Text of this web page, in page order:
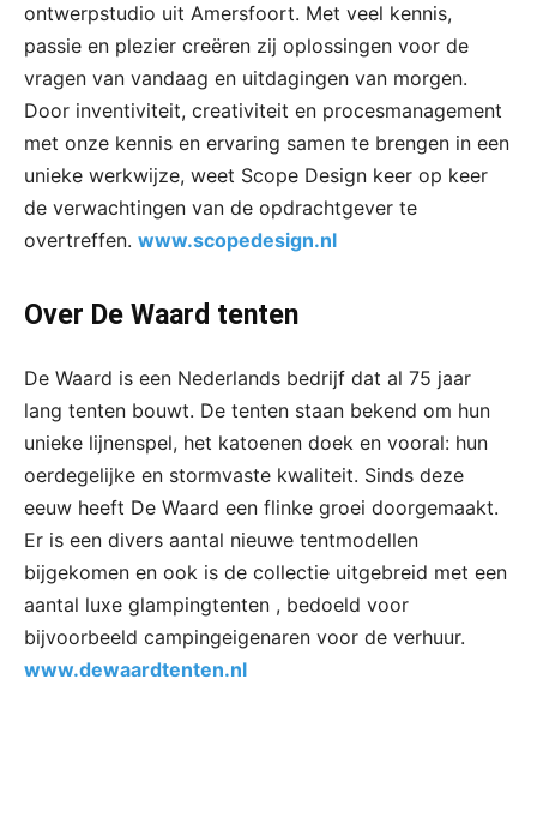
ontwerpstudio uit Amersfoort. Met veel kennis,
passie en plezier creëren zij oplossingen voor de
vragen van vandaag en uitdagingen van morgen.
Door inventiviteit, creativiteit en procesmanagement
met onze kennis en ervaring samen te brengen in een
unieke werkwijze, weet Scope Design keer op keer
de verwachtingen van de opdrachtgever te
overtreffen. www.scopedesign.nl
Over De Waard tenten
De Waard is een Nederlands bedrijf dat al 75 jaar
lang tenten bouwt. De tenten staan bekend om hun
unieke lijnenspel, het katoenen doek en vooral: hun
oerdegelijke en stormvaste kwaliteit. Sinds deze
eeuw heeft De Waard een flinke groei doorgemaakt.
Er is een divers aantal nieuwe tentmodellen
bijgekomen en ook is de collectie uitgebreid met een
aantal luxe glampingtenten , bedoeld voor
bijvoorbeeld campingeigenaren voor de verhuur.
www.dewaardtenten.nl